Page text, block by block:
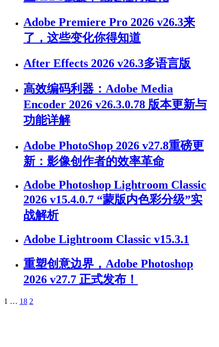
Adobe Premiere Pro 2026 v26.3来
了，这些变化你得知道
After Effects 2026 v26.3多语言版
高效编码利器：Adobe Media
Encoder 2026 v26.3.0.78 版本更新与
功能详解
Adobe PhotoShop 2026 v27.8重磅更
新：影像创作者的效率革命
Adobe Photoshop Lightroom Classic
2026 v15.4.0.7 “蒙版内色彩分级”实
战解析
Adobe Lightroom Classic v15.3.1
重塑创意边界，Adobe Photoshop
2026 v27.7 正式发布！
1 … 18 2